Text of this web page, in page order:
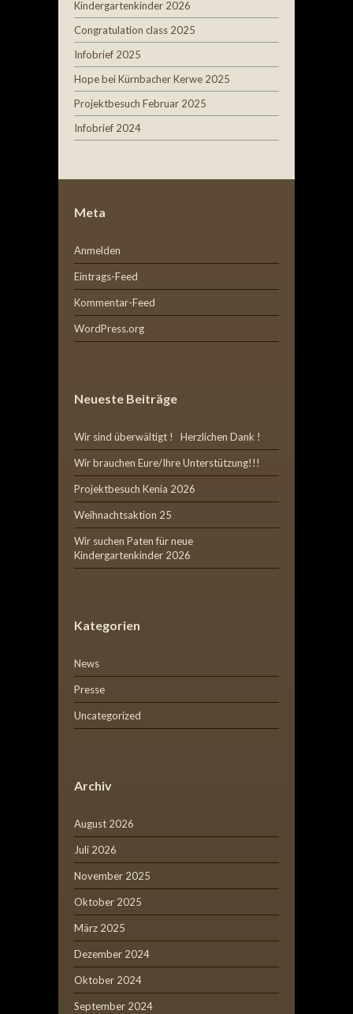
Kindergartenkinder 2026
Congratulation class 2025
Infobrief 2025
Hope bei Kürnbacher Kerwe 2025
Projektbesuch Februar 2025
Infobrief 2024
Meta
Anmelden
Eintrags-Feed
Kommentar-Feed
WordPress.org
Neueste Beiträge
Wir sind überwältigt ! Herzlichen Dank !
Wir brauchen Eure/Ihre Unterstützung!!!
Projektbesuch Kenia 2026
Weihnachtsaktion 25
Wir suchen Paten für neue
Kindergartenkinder 2026
Kategorien
News
Presse
Uncategorized
Archiv
August 2026
Juli 2026
November 2025
Oktober 2025
März 2025
Dezember 2024
Oktober 2024
September 2024